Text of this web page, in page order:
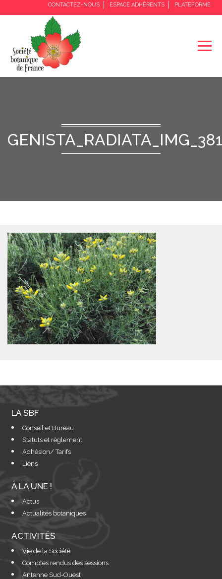
CONTACTEZ-NOUS ESPACE ADHÉRENTS PLATEFORME
LA SBF
Conseil et Bureau
Statuts et règlement
Adhésion/ Tarifs
Liens
À LA UNE !
Actus
Actualités botaniques
ACTIVITÉS
Vie de la Société
Comptes rendus des sessions
Antenne Sud-Ouest